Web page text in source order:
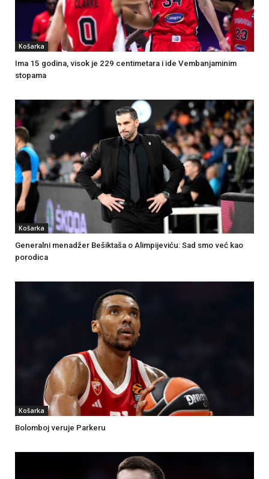
Košarka
Ima 15 godina, visok je 229 centimetara i ide Vembanjaminim
stopama
Košarka
Generalni menadžer Bešiktaša o Alimpijeviću: Sad smo već kao
porodica
Košarka
Bolomboj veruje Parkeru